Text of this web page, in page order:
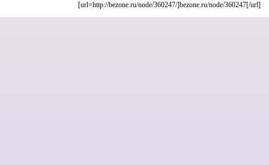
[url=http://bezone.ru/node/360247/]bezone.ru/node/360247[/url]